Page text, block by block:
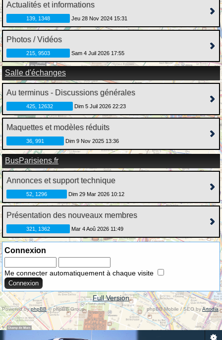
Actualités et informations
139, 1348 Jeu 28 Nov 2024 15:31
Photos / Vidéos
215, 9503 Sam 4 Juil 2026 17:55
Salle d'échanges
Au terminus - Discussions générales
425, 12632 Dim 5 Juil 2026 22:23
Maquettes et modèles réduits
36, 991 Dim 9 Nov 2025 13:36
BusParisiens.fr
Annonces et support technique
52, 1296 Dim 29 Mar 2026 10:12
Présentation des nouveaux membres
321, 1362 Mar 4 Aoû 2026 11:49
Connexion
Me connecter automatiquement à chaque visite
Full Version
Powered byphpBB© phpBB Group. phpBB Mobile / SEO byArtodia .